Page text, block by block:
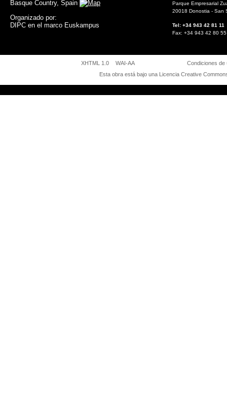
Basque Country, Spain
Organizado por:
DIPC en el marco Euskampus
Parque Empresarial
20018 Donostia - San
Tel: +34 943 42
Fax: +34 943 42
XHTML 1.0 WAI-AA
Condiciones de
Esta obra está bajo una Licencia Creative